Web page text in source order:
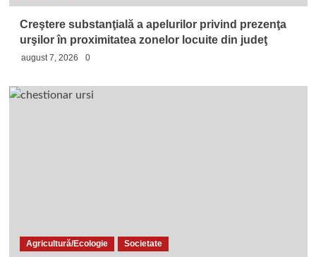
Creştere substanţială a apelurilor privind prezenţa
urşilor în proximitatea zonelor locuite din judeţ
august 7, 2026 0
Agricultură/Ecologie Societate